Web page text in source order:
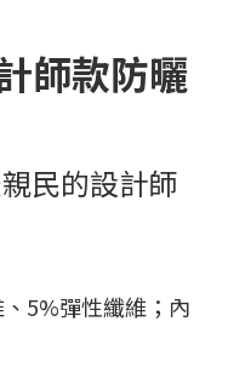
師款防曬
民的設計師
5%彈性纖維；內